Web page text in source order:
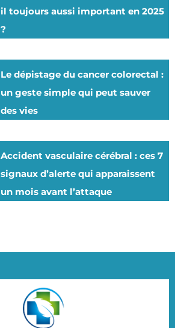
il toujours aussi important en 2025
?
Le dépistage du cancer colorectal :
un geste simple qui peut sauver
des vies
Accident vasculaire cérébral : ces 7
signaux d’alerte qui apparaissent
un mois avant l’attaque